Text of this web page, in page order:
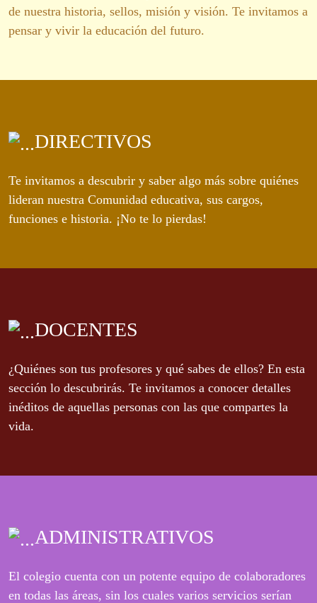
de nuestra historia, sellos, misión y visión. Te invitamos a
pensar y vivir la educación del futuro.
DIRECTIVOS
Te invitamos a descubrir y saber algo más sobre quiénes
lideran nuestra Comunidad educativa, sus cargos,
funciones e historia. ¡No te lo pierdas!
DOCENTES
¿Quiénes son tus profesores y qué sabes de ellos? En esta
sección lo descubrirás. Te invitamos a conocer detalles
inéditos de aquellas personas con las que compartes la
vida.
ADMINISTRATIVOS
El colegio cuenta con un potente equipo de colaboradores
en todas las áreas, sin los cuales varios servicios serían